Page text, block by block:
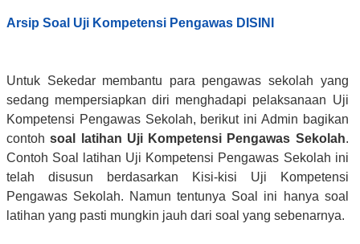
Arsip Soal Uji Kompetensi Pengawas DISINI
Untuk Sekedar membantu para pengawas sekolah yang
sedang mempersiapkan diri menghadapi pelaksanaan Uji
Kompetensi Pengawas Sekolah, berikut ini Admin bagikan
contohsoal latihan Uji Kompetensi Pengawas Sekolah.
Contoh Soal latihan Uji Kompetensi Pengawas Sekolah ini
telah disusun berdasarkan Kisi-kisi Uji Kompetensi
Pengawas Sekolah. Namun tentunya Soal ini hanya soal
latihan yang pasti mungkin jauh dari soal yang sebenarnya.